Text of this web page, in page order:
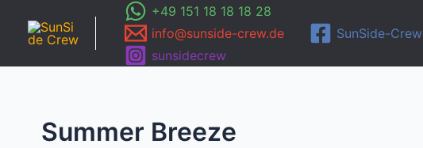
Inhalt
springen
+49 151 18 18 18 28
info@sunside-crew.de
SunSide-Crew
sunsidecrew
Summer Breeze